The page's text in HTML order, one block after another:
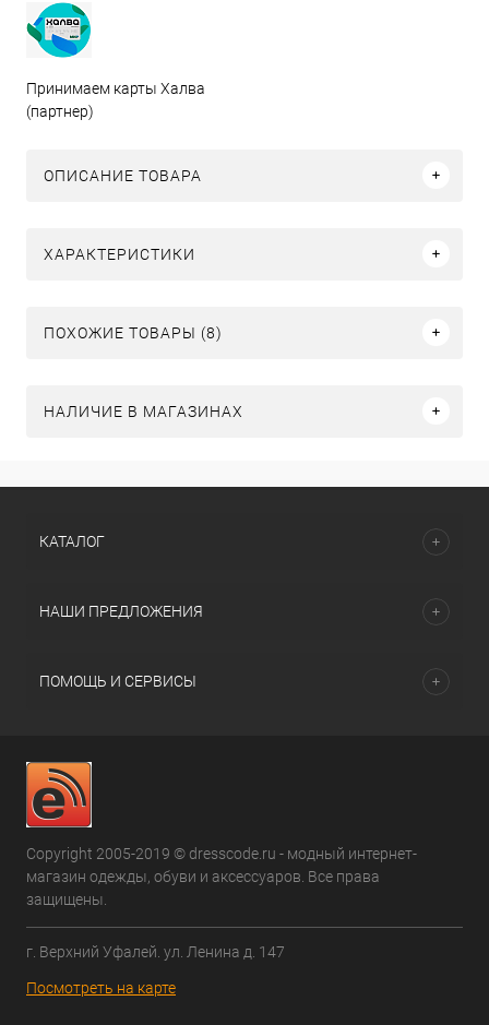
Принимаем карты Халва
(партнер)
ОПИСАНИЕ ТОВАРА
ХАРАКТЕРИСТИКИ
ПОХОЖИЕ ТОВАРЫ (8)
НАЛИЧИЕ В МАГАЗИНАХ
КАТАЛОГ
НАШИ ПРЕДЛОЖЕНИЯ
ПОМОЩЬ И СЕРВИСЫ
Copyright 2005-2019 © dresscode.ru - модный интернет-
магазин одежды, обуви и аксессуаров. Все права
защищены.
г. Верхний Уфалей. ул. Ленина д. 147
Посмотреть на карте